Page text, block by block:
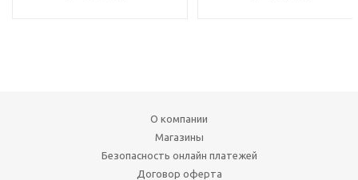
О компании
Магазины
Безопасность онлайн платежей
Договор оферта